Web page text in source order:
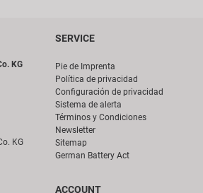
KG
KG
SERVICE
Pie de Imprenta
Política de privacidad
Configuración de privacidad
Sistema de alerta
Términos y Condiciones
Newsletter
Sitemap
German Battery Act
ACCOUNT